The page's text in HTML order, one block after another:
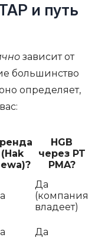
и путь
зависит от
большинство
определяет,
(Hak
HGB
через PT
PMA?
Да
(компания
владеет)
Да